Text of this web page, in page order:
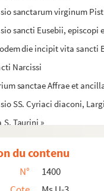
sanctarum virginum
sancti Eusebii,
die incipit vita
Narcissi
sanctae Affrae et
SS. Cyriaci diaconi,
S. Taurini »
SaeBertae. Temporibus
eremitae
du contenu
N°
1400